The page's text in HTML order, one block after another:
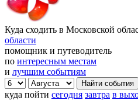
Куда сходить в Московской
области
помощник и путеводитель
по интересным местам
и лучшим событиям
куда пойти сегодня завтра в